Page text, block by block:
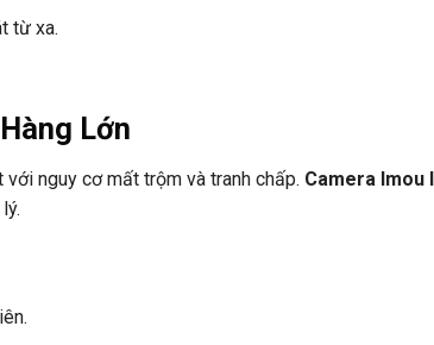
từ xa.
Lớn
nguy cơ mất trộm và tranh chấp. Camera Imou